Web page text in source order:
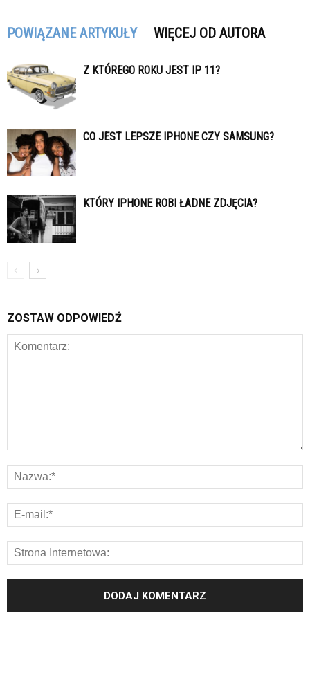
POWIĄZANE ARTYKUŁY WIĘCEJ OD AUTORA
Z KTÓREGO ROKU JEST IP 11?
CO JEST LEPSZE IPHONE CZY SAMSUNG?
KTÓRY IPHONE ROBI ŁADNE ZDJĘCIA?
ZOSTAW ODPOWIEDŹ